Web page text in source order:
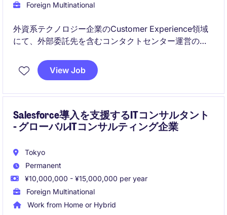
Foreign Multinational
外資系テクノロジー企業のCustomer Experience領域
にて、外部委託先を含むコンタクトセンター運営の最
です。
現場運営の支援だけでなく、データ分析、レポーティ
した役割です。
View Job
Salesforce導入を支援するITコンサルタント
- グローバルITコンサルティング企業
Tokyo
Permanent
¥10,000,000 - ¥15,000,000 per year
Foreign Multinational
Work from Home or Hybrid